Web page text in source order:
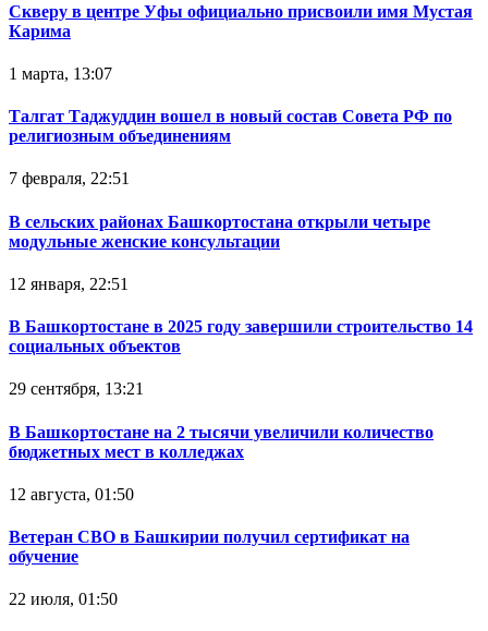
Скверу в центре Уфы официально присвоили имя Мустая
Карима
1 марта, 13:07
Талгат Таджуддин вошел в новый состав Совета РФ по
религиозным объединениям
7 февраля, 22:51
В сельских районах Башкортостана открыли четыре
модульные женские консультации
12 января, 22:51
В Башкортостане в 2025 году завершили строительство 14
социальных объектов
29 сентября, 13:21
В Башкортостане на 2 тысячи увеличили количество
бюджетных мест в колледжах
12 августа, 01:50
Ветеран СВО в Башкирии получил сертификат на
обучение
22 июля, 01:50